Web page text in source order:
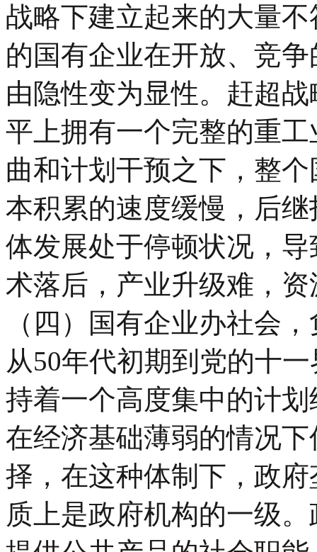
战略下建立起来的大量
的国有企业在开放、竞
由隐性变为显性。赶超
平上拥有一个完整的重
曲和计划干预之下，整
本积累的速度缓慢，后
体发展处于停顿状况，
术落后，产业升级难，
（四）国有企业办社会
从50年代初期到党的十
持着一个高度集中的计
在经济基础薄弱的情况
择，在这种体制下，政
质上是政府机构的一级